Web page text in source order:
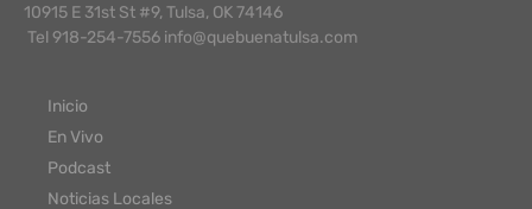
10915 E 31st St #9, Tulsa, OK 74146
Tel 918-254-7556 info@quebuenatulsa.com
Inicio
En Vivo
Podcast
Noticias Locales